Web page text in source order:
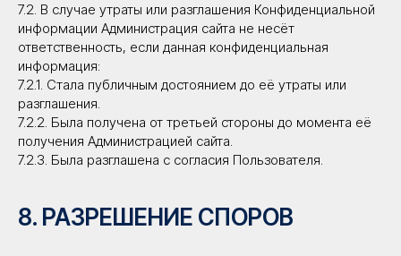
7.2. В случае утраты или разглашения Конфиденциальной
информации Администрация сайта не несёт
ответственность, если данная конфиденциальная
информация:
7.2.1. Стала публичным достоянием до её утраты или
разглашения.
7.2.2. Была получена от третьей стороны до момента её
получения Администрацией сайта.
7.2.3. Была разглашена с согласия Пользователя.
8. РАЗРЕШЕНИЕ СПОРОВ